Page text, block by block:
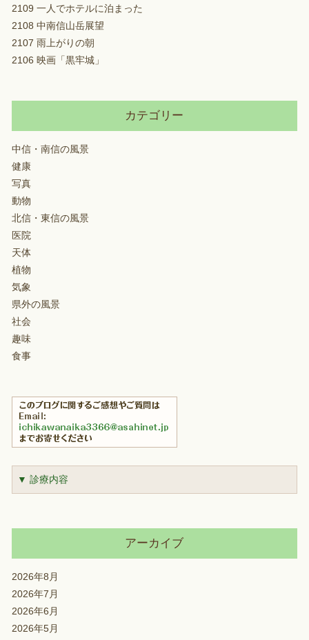
2109 一人でホテルに泊まった
2108 中南信山岳展望
2107 雨上がりの朝
2106 映画「黒牢城」
カテゴリー
中信・南信の風景
健康
写真
動物
北信・東信の風景
医院
天体
植物
気象
県外の風景
社会
趣味
食事
▼ 診療内容
アーカイブ
2026年8月
2026年7月
2026年6月
2026年5月